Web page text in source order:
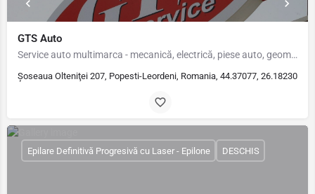
GTS Auto
Service auto multimarca - mecanică, electrică, piese auto, geometrie 3D,tractari, tinichigerie, vopsitorie -…
Şoseaua Olteniţei 207, Popesti-Leordeni, Romania, 44.37077, 26.18230
Epilare Definitivă Progresivă cu Laser - Epilone DESCHIS